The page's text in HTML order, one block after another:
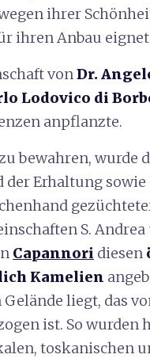
ihrer
ihren Anbau
vonDr.
Lodovico di
anpflanzte.
bewahren, wurde
der Erhaltung
S.
Capannori diesen
Kamelien
liegt, das
ist. So wurden
toskanischen